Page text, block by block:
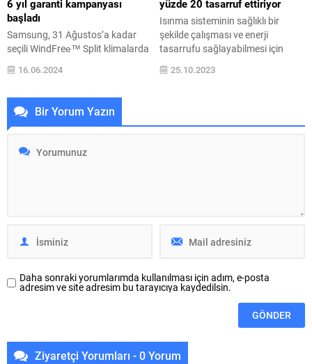
kez kapılarını...
6 yıl garanti kampanyası
başladı
Samsung, 31 Ağustos’a kadar
seçili WindFree™ Split klimalarda
gerçekleşecek satın alımlarda
mevcut 3 yıl garanti süresini 3 yıl
Split klimalarda geçerli
kampanya, 8 Haziran-31 Ağustos
2024 tarihleri arasında devam
edecek. Samsung’un başlattığı
kampanya kapsamında,
16.06.2024
yüzde 20 tasarruf ettiriyor
Isınma sisteminin sağlıklı bir
şekilde çalışması ve enerji
tasarrufu sağlayabilmesi için
periyodik bakımların ihmal
edilmemesi hem kullanıcıları hem
25.10.2023
Bir Yorum Yazın
Daha sonraki yorumlarımda kullanılması için adım, e-posta
adresim ve site adresim bu tarayıcıya kaydedilsin.
Ziyaretçi Yorumları - 0 Yorum